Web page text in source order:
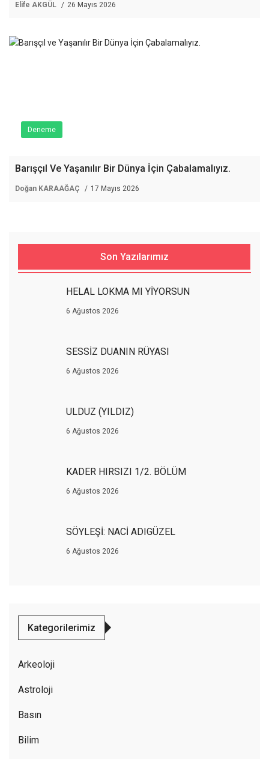
Elife AKGÜL 26 Mayıs 2026
Deneme
Barışçıl Ve Yaşanılır Bir Dünya İçin Çabalamalıyız.
Doğan KARAAĞAÇ 17 Mayıs 2026
Son Yazılarımız
HELAL LOKMA MI YİYORSUN
6 Ağustos 2026
SESSİZ DUANIN RÜYASI
6 Ağustos 2026
ULDUZ (YILDIZ)
6 Ağustos 2026
KADER HIRSIZI 1/2. BÖLÜM
6 Ağustos 2026
SÖYLEŞİ: NACİ ADIGÜZEL
6 Ağustos 2026
Kategorilerimiz
Arkeoloji
Astroloji
Basın
Bilim